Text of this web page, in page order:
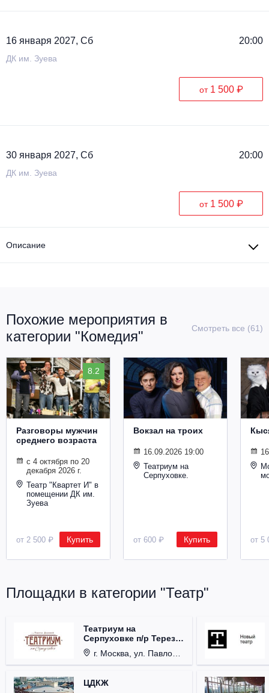
16 января 2027, Сб 20:00
ДК им. Зуева
от 1 500 ₽
30 января 2027, Сб 20:00
ДК им. Зуева
от 1 500 ₽
Описание
Похожие мероприятия в
категории "Комедия"
Смотреть все (61)
8.2
Разговоры мужчин
среднего возраста
с 4 октября по 20
декабря 2026 г.
Театр "Квартет И" в
помещении ДК им.
Зуева
от 2 500 ₽ Купить
Вокзал на троих
16.09.2026 19:00
Театриум на
Серпуховке.
от 600 ₽ Купить от 5
Площадки в категории "Театр"
Театриум на
Серпуховке п/р Терезы
Дуровой
г. Москва, ул. Павловская, д. 6.
ЦДКЖ